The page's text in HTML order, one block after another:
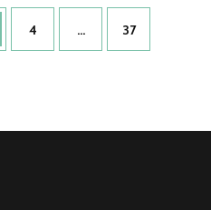
Side
4 … Side
37